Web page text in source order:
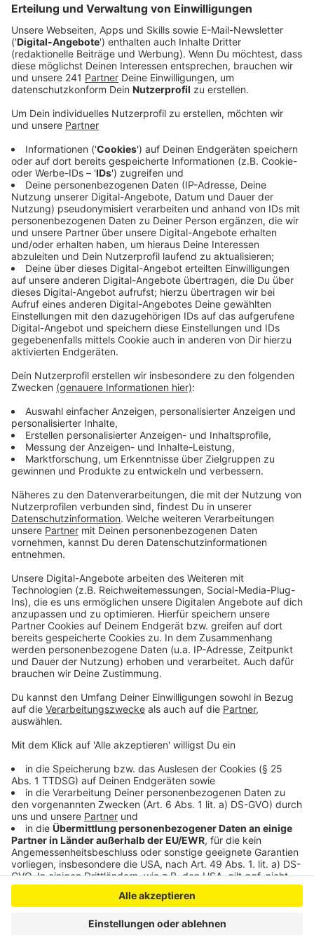
Anzeige
In Rheindorf hat es am Morgen des 18. Oktober 2024
Durchsuchungen in zwei Wohnungen gegeben. Die
18 Jahren gesucht, die im Verdacht stehen, insgesamt
haben. Dabei sollen sie im August und September
dieses Jahres Passanten angegriffen und Geld sowie
Smartphones geraubt haben.
Anzeige
Beweismaterial sichergestellt
Anzeige
Die drei Jugendlichen wurden von den Beamten
angetroffen, außerdem hat die Polizei Beweismaterial
sichergestellt. Darunter befand sich unter anderem
auch ein Smartphone, das Anfang September geraubt
gegeben. Die Ermittlungen dauern an, so die Polizei.
Anzeige
Weitere Meldungen aus Leverkusen
Anzeige
Veranstaltungstipps für das Wochenende in
Leverkusen
Kranich-Meldungen Leverkusen: NABU und BUND
brauchen Hilfe
Anzeige
Anzeige